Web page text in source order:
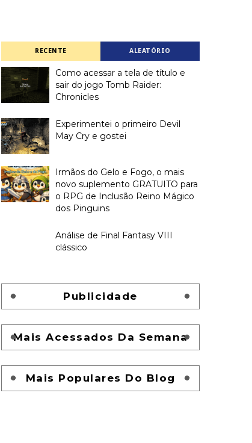
RECENTE ALEATÓRIO
Como acessar a tela de título e
sair do jogo Tomb Raider:
Chronicles
Experimentei o primeiro Devil
May Cry e gostei
Irmãos do Gelo e Fogo, o mais
novo suplemento GRATUITO para
o RPG de Inclusão Reino Mágico
dos Pinguins
Análise de Final Fantasy VIII
clássico
Publicidade
Mais Acessados Da Semana
Mais Populares Do Blog